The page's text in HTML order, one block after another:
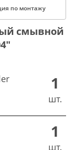
по монтажу
смывной
1
шт.
1
шт.